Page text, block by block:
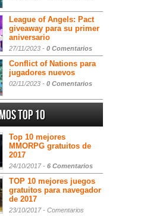
League of Angels: Pact
giveaway para su primer
aniversario
27/11/2023 - 0 Comentarios
Conflict of Nations para
jugadores nuevos
02/11/2023 - 0 Comentarios
Top 10
Top 10 mejores
MMORPG gratuitos de
2017
24/10/2017 - 6 Comentarios
TOP 10 mejores juegos
gratuitos para navegador
de 2017
23/10/2017 - Comentarios